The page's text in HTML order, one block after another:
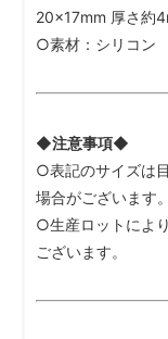
20×17mm 厚さ約
○素材：シリコン
◆注意事項◆
○表記のサイズは
場合がございます。
○生産ロットによ
ございます。